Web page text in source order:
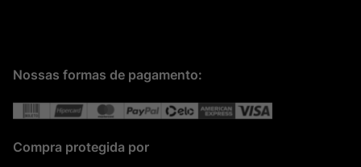
Nossas formas de pagamento:
Compra protegida por